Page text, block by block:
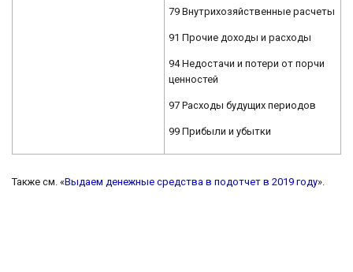
79 Внутрихозяйственные расчеты
91 Прочие доходы и расходы
94 Недостачи и потери от порчи
ценностей
97 Расходы будущих периодов
99 Прибыли и убытки
Также см. «Выдаем денежные средства в подотчет в 2019 году».